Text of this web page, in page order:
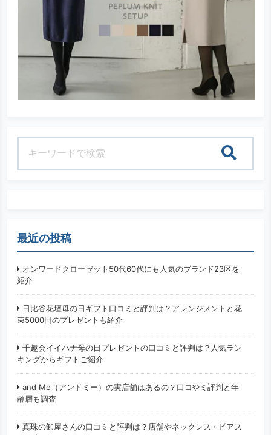
最近の投稿
オンワードクローゼット50代60代にも人気のブランド23区を
紹介
日比谷花壇母の日ギフト口コミと評判は？アレンジメントと花
束5000円のプレゼントも紹介
千趣会イイハナ母の日プレゼントの口コミと評判は？人気ラン
キングからギフトご紹介
and Me（アンドミー）の実店舗はあるの？口コやミ評判と年
齢層も調査
真珠の卸屋さんの口コミと評判は？店舗やネックレス・ピアス